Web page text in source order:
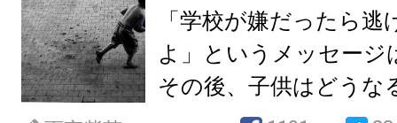
「学校が嫌だったら
よ」というメッセージ
その後、子供はどうな